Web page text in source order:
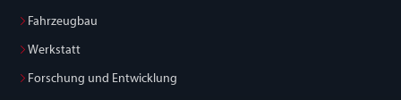
Fahrzeugbau
Werkstatt
Forschung und Entwicklung